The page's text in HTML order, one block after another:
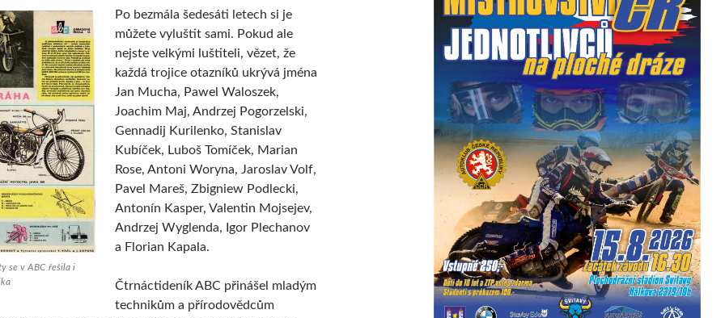
se v ABC řešila i
Po bezmála šedesáti letech si je
můžete vyluštit sami. Pokud ale
nejste velkými luštiteli, vězet, že
každá trojice otazníků ukrývá jména
Jan Mucha, Pawel Waloszek,
Joachim Maj, Andrzej Pogorzelski,
Gennadij Kurilenko, Stanislav
Kubíček, Luboš Tomíček, Marian
Rose, Antoni Woryna, Jaroslav Volf,
Pavel Mareš, Zbigniew Podlecki,
Antonín Kasper, Valentin Mojsejev,
Andrzej Wyglenda, Igor Plechanov
a Florian Kapala.
Čtrnáctideník ABC přinášel mladým
technikům a přírodovědcům